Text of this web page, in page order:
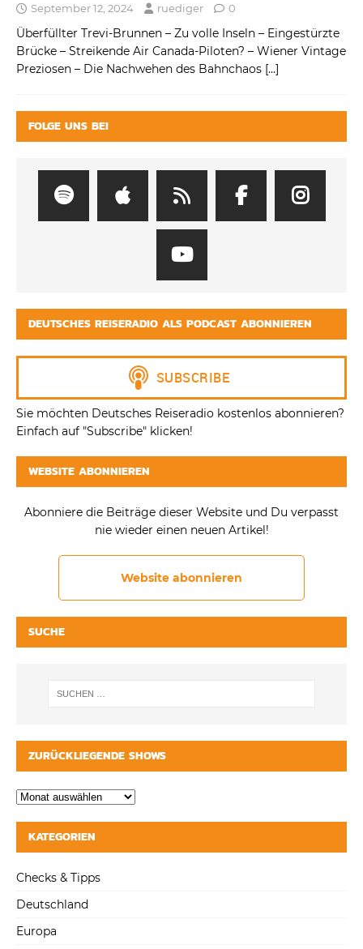
September 12, 2024 ruediger 0
Überfüllter Trevi-Brunnen – Zu volle Inseln – Eingestürzte
Brücke – Streikende Air Canada-Piloten? – Wiener Vintage
Preziosen – Die Nachwehen des Bahnchaos […]
FOLGE UNS BEI
DEUTSCHES REISERADIO ALS PODCAST ABONNIEREN
Sie möchten Deutsches Reiseradio kostenlos abonnieren?
Einfach auf "Subscribe" klicken!
WEBSITE ABONNIEREN
Abonniere die Beiträge dieser Website und Du verpasst
nie wieder einen neuen Artikel!
Website abonnieren
SUCHE
ZURÜCKLIEGENDE SHOWS
KATEGORIEN
Checks & Tipps
Deutschland
Europa